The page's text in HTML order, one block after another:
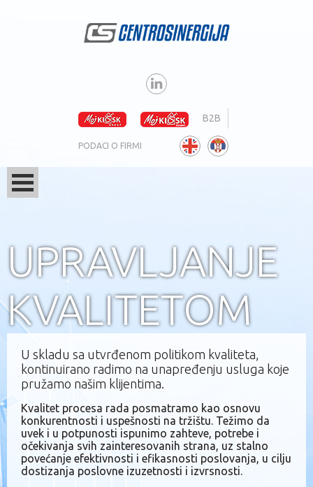
B2B
PODACI O FIRMI
UPRAVLJANJE
KVALITETOM
U skladu sa utvrđenom politikom kvaliteta,
kontinuirano radimo na unapređenju usluga koje
pružamo našim klijentima.
Kvalitet procesa rada posmatramo kao osnovu
konkurentnosti i uspešnosti na tržištu. Težimo da
uvek i u potpunosti ispunimo zahteve, potrebe i
očekivanja svih zainteresovanih strana, uz stalno
povećanje efektivnosti i efikasnosti poslovanja, u cilju
dostizanja poslovne izuzetnosti i izvrsnosti.